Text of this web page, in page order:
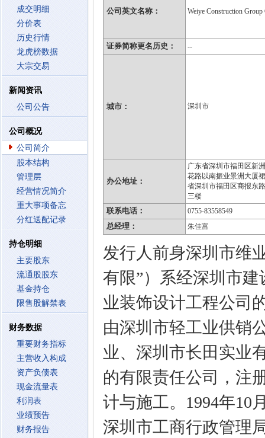
成交明细
分价表
历史行情
龙虎榜数据
大宗交易
新闻资讯
公司公告
公司概况
公司简介
股本结构
管理层
经营情况简介
重大事项备忘
分红送配记录
持仓明细
主要股东
流通股股东
基金持仓
限售股解禁表
财务数据
重要财务指标
主营收入构成
资产负债表
现金流量表
利润表
业绩预告
财务报告
公司英文名称： Weiye Construction Group
证券简称更名历史： --
城市： 深圳市
办公地址：
广东省深圳市福田区新
花路以南振业景洲大厦
省深圳市福田区商报东
三楼
联系电话： 0755-83558549
总经理： 朱佳富
发行人前身深圳市维
有限”）系经深圳市
业装饰设计工程公司
由深圳市轻工业供销
业、深圳市长田实业
的有限责任公司，注
计与施工。1994年10
深圳市工商行政管理